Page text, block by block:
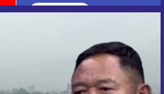
दर्शन गरि, दिनको सुरुवात गर्दै,
पाथिभरादेवीको दर्शन गरि
अन्तर्राष्ट्रिय